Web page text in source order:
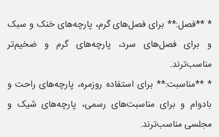
* **فصل:** برای فصل‌های گرم، پارچه‌های خنک و سبک
و برای فصل‌های سرد، پارچه‌های گرم و ضخیم‌تر
مناسب‌ترند.
* **مناسبت:** برای استفاده روزمره، پارچه‌های راحت و
بادوام و برای مناسبت‌های رسمی، پارچه‌های شیک و
مجلسی مناسب‌ترند.